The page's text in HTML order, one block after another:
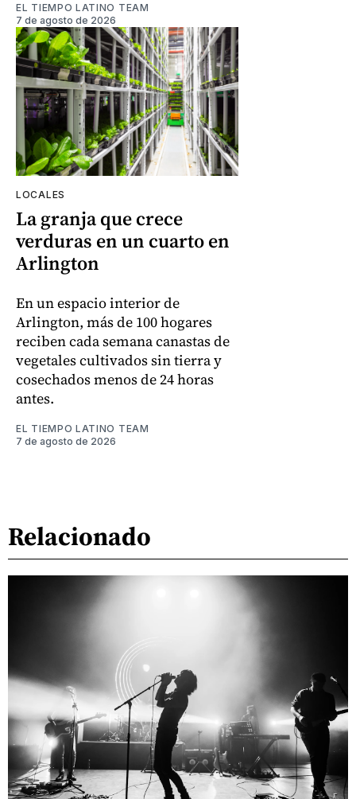
EL TIEMPO LATINO TEAM
7 de agosto de 2026
LOCALES
La granja que crece
verduras en un cuarto en
Arlington
En un espacio interior de
Arlington, más de 100 hogares
reciben cada semana canastas de
vegetales cultivados sin tierra y
cosechados menos de 24 horas
antes.
EL TIEMPO LATINO TEAM
7 de agosto de 2026
Relacionado